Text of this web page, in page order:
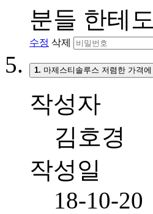
분들 한테
수정 삭제
1. 마제스티솔루스 저렴한 가격
작성자
김호경
작성일
18-10-20